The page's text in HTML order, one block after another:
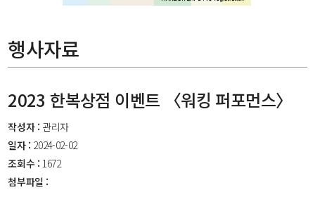
행사자료
2023 한복상점 이벤트 〈워킹 퍼포먼스〉
작성자 : 관리자
일자 : 2024-02-02
조회수 :1672
첨부파일 :